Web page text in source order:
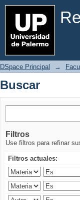
Buscar
DSpace Principal →
Buscar
Filtros
Use filtros para refinar
Filtros actuales: